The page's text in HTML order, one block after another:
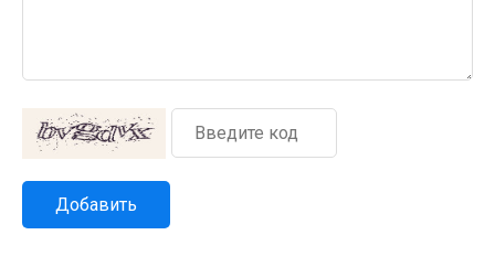
Добавить